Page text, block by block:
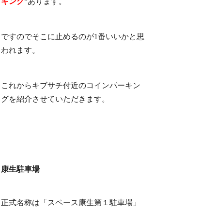
ですのでそこに止めるのが1番いいかと思
われます。
これからキブサチ付近のコインパーキン
グを紹介させていただきます。
康生駐車場
正式名称は「スペース康生第１駐車場」